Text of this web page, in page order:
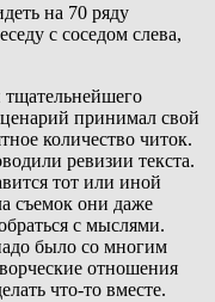
на 70 ряду
с соседом слева,
принимал свой
количество читок.
ревизии текста.
тот или иной
съемок они даже
с мыслями.
было со многим
отношения
что-то вместе.